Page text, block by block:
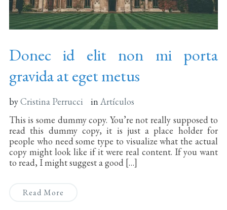
Donec id elit non mi porta
gravida at eget metus
byCristina Perrucci in Artículos
This is some dummy copy. You’re not really supposed to
read this dummy copy, it is just a place holder for
people who need some type to visualize what the actual
copy might look like if it were real content. If you want
to read, I might suggest a good […]
Read More